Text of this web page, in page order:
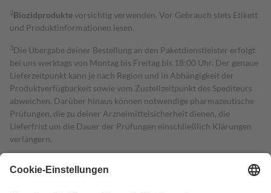
2Biozidproduktevorsichtig verwenden. Vor Gebrauch stets Etikett
und Produktinformationen lesen.
3Die Übergabe deiner Bestellung an den Paketdienstleister erfolgt
bei uns werktags von Montag bis Freitag bis 18:00 Uhr. Der genaue
Lieferzeitpunkt kann je nach Region und in Abhängigkeit der
Produktverfügbarkeit sowie vom Zustellzeitpunkt des Spediteurs
abweichen. Darüber hinaus können notwendige pharmazeutische
Prüfungen, die zu deiner Arzneimittelsicherheit dienen, die
Lieferfrist um die Dauer der Prüfungen einschließlich Klärungen
verlängern.
Rezept aus und der Patient erhält sie in der Apotheke. Die